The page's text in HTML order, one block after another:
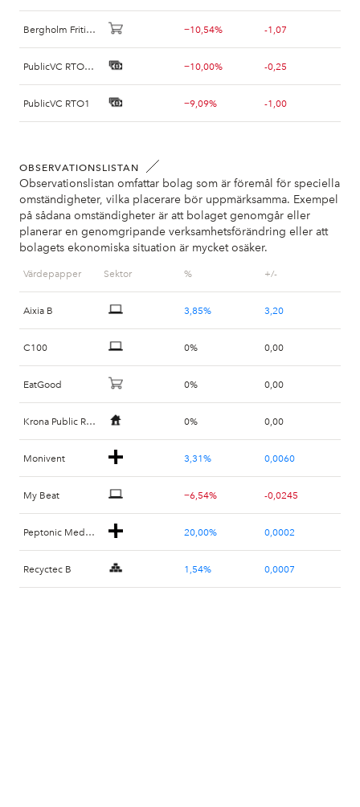
Bergholm Fritidsfordon
PublicVC RTO2 B
PublicVC RTO1
Slottsviken B
Xoma
Bio-Works Technologies
−10,54% -1,07
−10,00% -0,25
−9,09% -1,00
-1,20
−3,56% -0,0165
−3,55% -0,12
OBSERVATIONSLISTAN
Observationslistan omfattar bolag som är föremål för speciella
omständigheter, vilka placerare bör uppmärksamma. Exempel
på sådana omständigheter är att bolaget genomgår eller
planerar en genomgripande verksamhetsförändring eller att
bolagets ekonomiska situation är mycket osäker.
Värdepapper
Aixia B
C100
EatGood
Krona Public Real Estate
Monivent
My Beat
Peptonic Medical
Recyctec B
Sektor % +/-
3,85% 3,20
0% 0,00
0% 0,00
0% 0,00
3,31% 0,0060
−6,54% -0,0245
20,00% 0,0002
1,54% 0,0007